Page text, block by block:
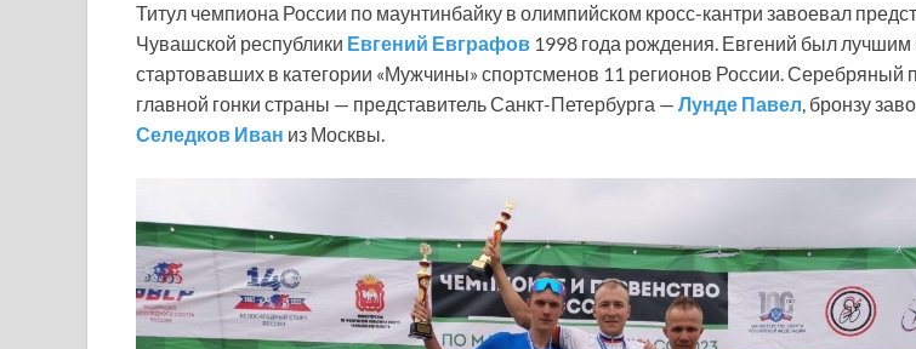
Титул чемпиона России по маунтинбайку в олимпийском кросс-кантри завоевал
Чувашской республики Евгений Евграфов 1998 года рождения. Евгений был лучшим
стартовавших в категории «Мужчины» спортсменов 11 регионов России. Серебряный
главной гонки страны — представитель Санкт-Петербурга — Лунде Павел, бронзу
Селедков Иван из Москвы.